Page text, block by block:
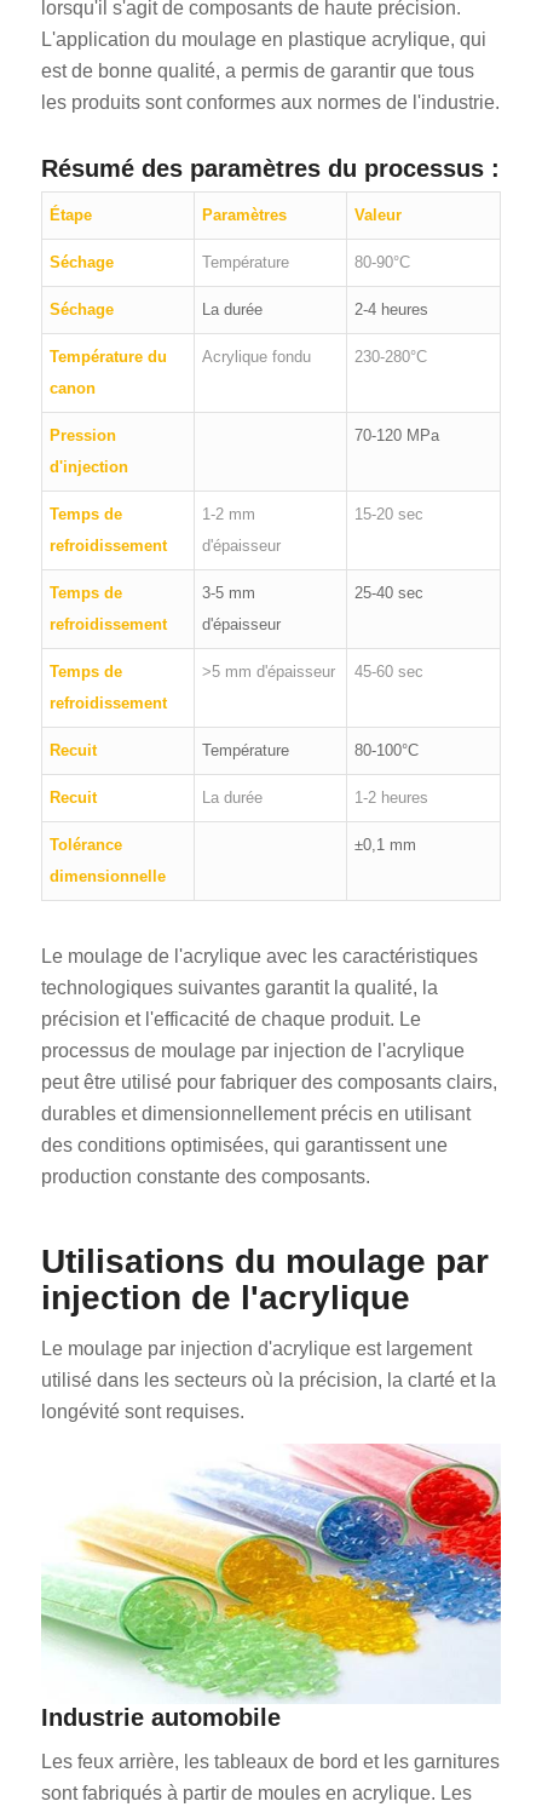
lorsqu'il s'agit de composants de haute précision.
L'application du moulage en plastique acrylique, qui
est de bonne qualité, a permis de garantir que tous
les produits sont conformes aux normes de l'industrie.
Résumé des paramètres du processus :
Étape Paramètres Valeur
Séchage Température 80-90°C
Séchage La durée 2-4 heures
Température du
canon
Acrylique fondu 230-280°C
Pression
d'injection
70-120 MPa
Temps de
refroidissement
1-2 mm
d'épaisseur
15-20 sec
Temps de
refroidissement
3-5 mm
d'épaisseur
25-40 sec
Temps de
refroidissement
>5 mm d'épaisseur 45-60 sec
Recuit Température 80-100°C
Recuit La durée 1-2 heures
Tolérance
dimensionnelle
±0,1 mm
Le moulage de l'acrylique avec les caractéristiques
technologiques suivantes garantit la qualité, la
précision et l'efficacité de chaque produit. Le
processus de moulage par injection de l'acrylique
peut être utilisé pour fabriquer des composants clairs,
durables et dimensionnellement précis en utilisant
des conditions optimisées, qui garantissent une
production constante des composants.
Utilisations du moulage par
injection de l'acrylique
Le moulage par injection d'acrylique est largement
utilisé dans les secteurs où la précision, la clarté et la
longévité sont requises.
Industrie automobile
Les feux arrière, les tableaux de bord et les garnitures
sont fabriqués à partir de moules en acrylique. Les